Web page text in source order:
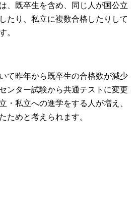
、既卒生を含め、同じ人が国公立
たり、私立に複数合格したりして
。
て昨年から既卒生の合格数が減少
ンター試験から共通テストに変更
・私立への進学をする人が増え、
ためと考えられます。